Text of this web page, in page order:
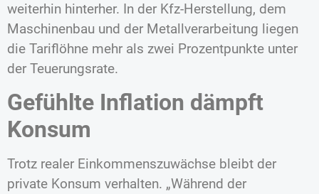
weiterhin hinterher. In der Kfz-Herstellung, dem
Maschinenbau und der Metallverarbeitung liegen
die Tariflöhne mehr als zwei Prozentpunkte unter
der Teuerungsrate.
Gefühlte Inflation dämpft
Konsum
Trotz realer Einkommenszuwächse bleibt der
private Konsum verhalten. „Während der